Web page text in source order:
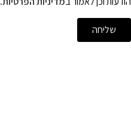
שליחה